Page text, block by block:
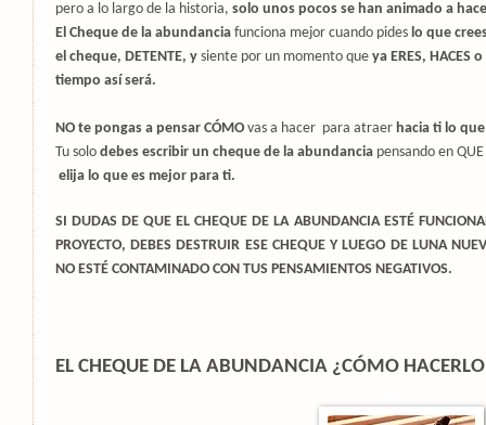
pero a lo largo de la historia, solo unos pocos se han animado a
El Cheque de la abundancia funciona mejor cuando pides lo que
el cheque, DETENTE, y siente por un momento que ya ERES, HACES
tiempo así será.
NO te pongas a pensar CÓMO vas a hacer para atraer hacia ti lo
Tu solo debes escribir un cheque de la abundancia pensando en
elija lo que es mejor para ti.
SI DUDAS DE QUE EL CHEQUE DE LA ABUNDANCIA ESTÉ
PROYECTO, DEBES DESTRUIR ESE CHEQUE Y LUEGO DE LUNA
NO ESTÉ CONTAMINADO CON TUS PENSAMIENTOS NEGATIVOS.
EL CHEQUE DE LA ABUNDANCIA ¿CÓMO